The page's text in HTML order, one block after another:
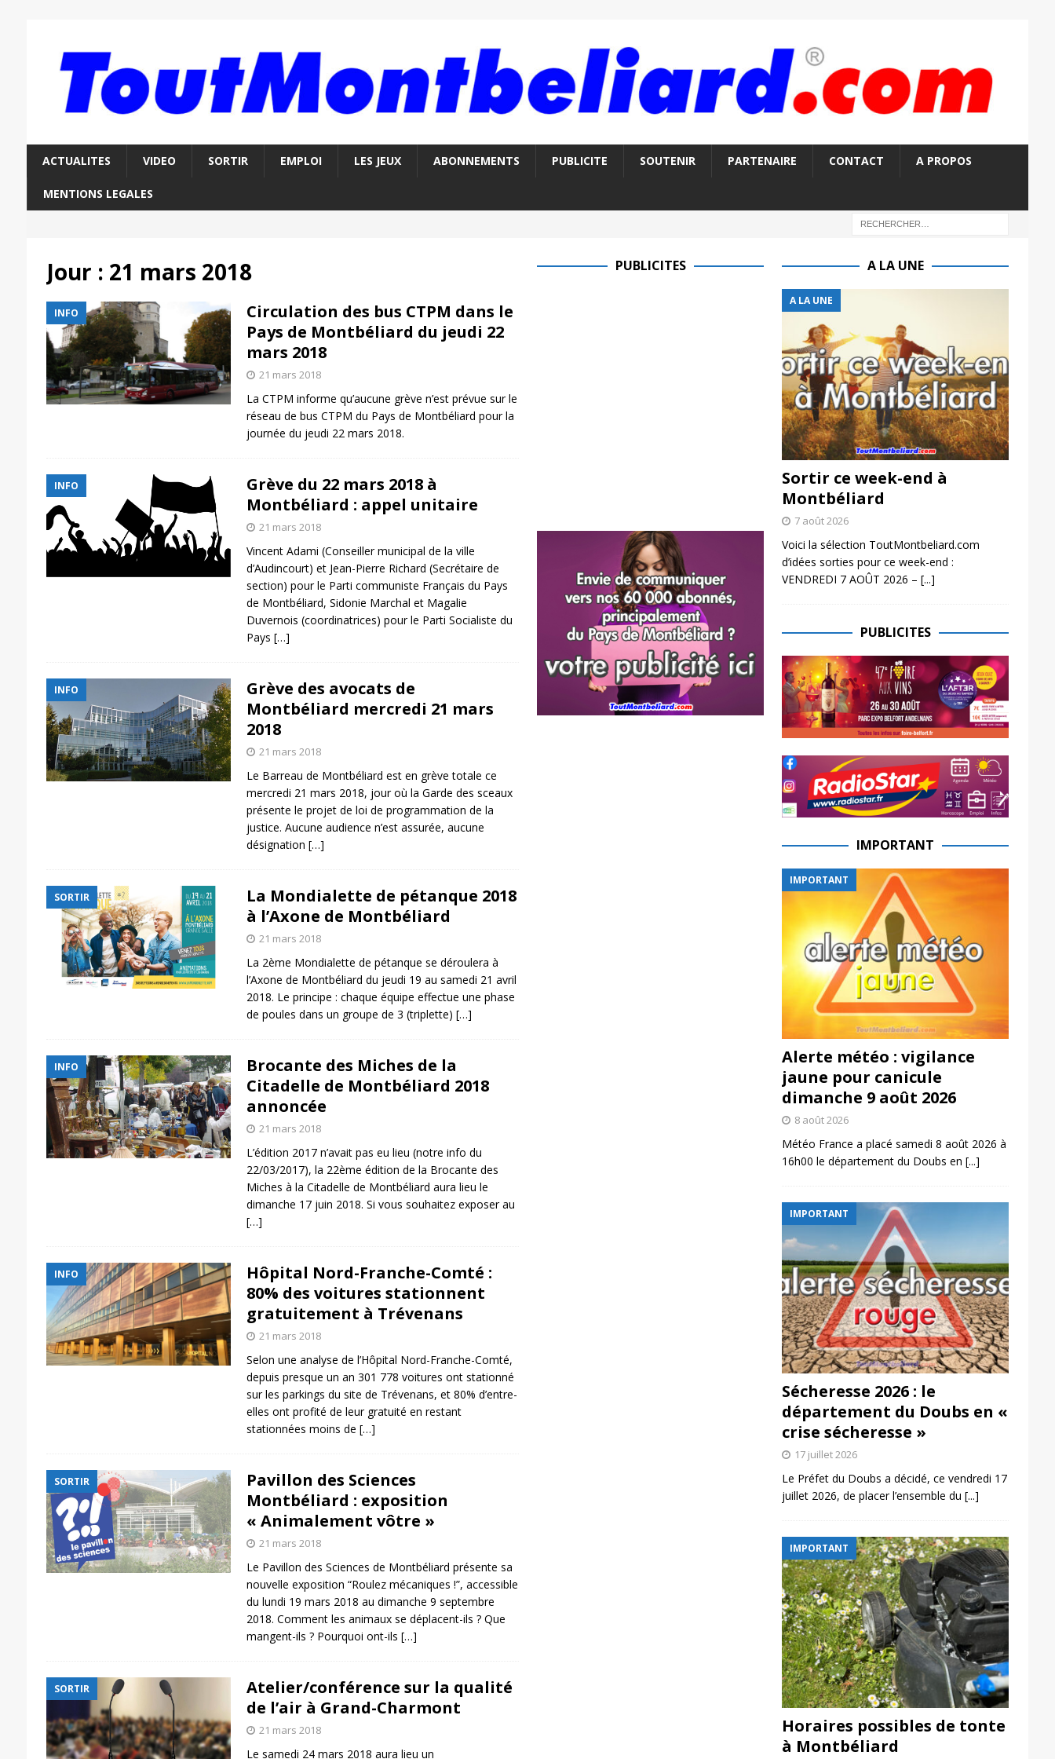
ACTUALITES VIDEO SORTIR EMPLOI LES JEUX ABONNEMENTS PUBLICITE SOUTENIR PARTENAIRE CONTACT A PROPOS
MENTIONS LEGALES
Jour : 21 mars 2018
INFO
Circulation des bus CTPM dans le
Pays de Montbéliard du jeudi 22
mars 2018
21 mars 2018
La CTPM informe qu’aucune grève n’est prévue sur le
réseau de bus CTPM du Pays de Montbéliard pour la
journée du jeudi 22 mars 2018.
INFO
Grève du 22 mars 2018 à
Montbéliard : appel unitaire
21 mars 2018
Vincent Adami (Conseiller municipal de la ville
d’Audincourt) et Jean-Pierre Richard (Secrétaire de
section) pour le Parti communiste Français du Pays
de Montbéliard, Sidonie Marchal et Magalie
Duvernois (coordinatrices) pour le Parti Socialiste du
Pays […]
INFO
Grève des avocats de
Montbéliard mercredi 21 mars
2018
21 mars 2018
Le Barreau de Montbéliard est en grève totale ce
mercredi 21 mars 2018, jour où la Garde des sceaux
présente le projet de loi de programmation de la
justice. Aucune audience n’est assurée, aucune
désignation […]
SORTIR
La Mondialette de pétanque 2018
à l’Axone de Montbéliard
21 mars 2018
La 2ème Mondialette de pétanque se déroulera à
l’Axone de Montbéliard du jeudi 19 au samedi 21 avril
2018. Le principe : chaque équipe effectue une phase
de poules dans un groupe de 3 (triplette) […]
INFO
Brocante des Miches de la
Citadelle de Montbéliard 2018
annoncée
21 mars 2018
L’édition 2017 n’avait pas eu lieu (notre info du
22/03/2017), la 22ème édition de la Brocante des
Miches à la Citadelle de Montbéliard aura lieu le
dimanche 17 juin 2018. Si vous souhaitez exposer au
[…]
INFO
Hôpital Nord-Franche-Comté :
80% des voitures stationnent
gratuitement à Trévenans
21 mars 2018
Selon une analyse de l’Hôpital Nord-Franche-Comté,
depuis presque un an 301 778 voitures ont stationné
sur les parkings du site de Trévenans, et 80% d’entre-
elles ont profité de leur gratuité en restant
stationnées moins de […]
SORTIR
Pavillon des Sciences
Montbéliard : exposition
« Animalement vôtre »
21 mars 2018
Le Pavillon des Sciences de Montbéliard présente sa
nouvelle exposition “Roulez mécaniques !”, accessible
du lundi 19 mars 2018 au dimanche 9 septembre
2018. Comment les animaux se déplacent-ils ? Que
mangent-ils ? Pourquoi ont-ils […]
SORTIR
Atelier/conférence sur la qualité
de l’air à Grand-Charmont
21 mars 2018
Le samedi 24 mars 2018 aura lieu un
PUBLICITES A LA UNE
A LA UNE
Sortir ce week-end à
Montbéliard
7 août 2026
Voici la sélection ToutMontbeliard.com
d’idées sorties pour ce week-end :
VENDREDI 7 AOÛT 2026 – [...]
PUBLICITES
IMPORTANT
IMPORTANT
Alerte météo : vigilance
jaune pour canicule
dimanche 9 août 2026
8 août 2026
Météo France a placé samedi 8 août 2026 à
16h00 le département du Doubs en [...]
IMPORTANT
Sécheresse 2026 : le
département du Doubs en «
crise sécheresse »
17 juillet 2026
Le Préfet du Doubs a décidé, ce vendredi 17
juillet 2026, de placer l’ensemble du [...]
IMPORTANT
Horaires possibles de tonte
à Montbéliard